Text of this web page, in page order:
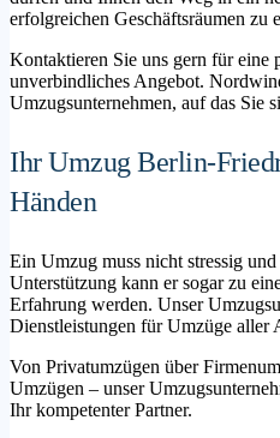
erfolgreichen Geschäftsräumen zu
Kontaktieren Sie uns gern für eine
unverbindliches Angebot.
Umzugsunternehmen, auf das Sie
Ihr Umzug Berlin-
Händen
Ein Umzug muss nicht stressig
Unterstützung kann er sogar zu
Erfahrung werden. Unser
Dienstleistungen für Umzüge aller
Von Privatumzügen über
Umzügen – unser
Ihr kompetenter Partner.